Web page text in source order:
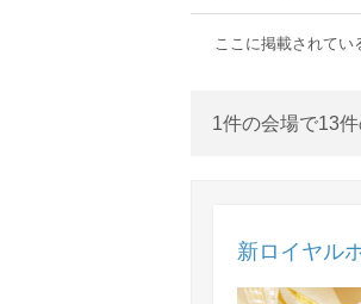
ここに掲載されてい
1件の会場で13
新ロイヤル